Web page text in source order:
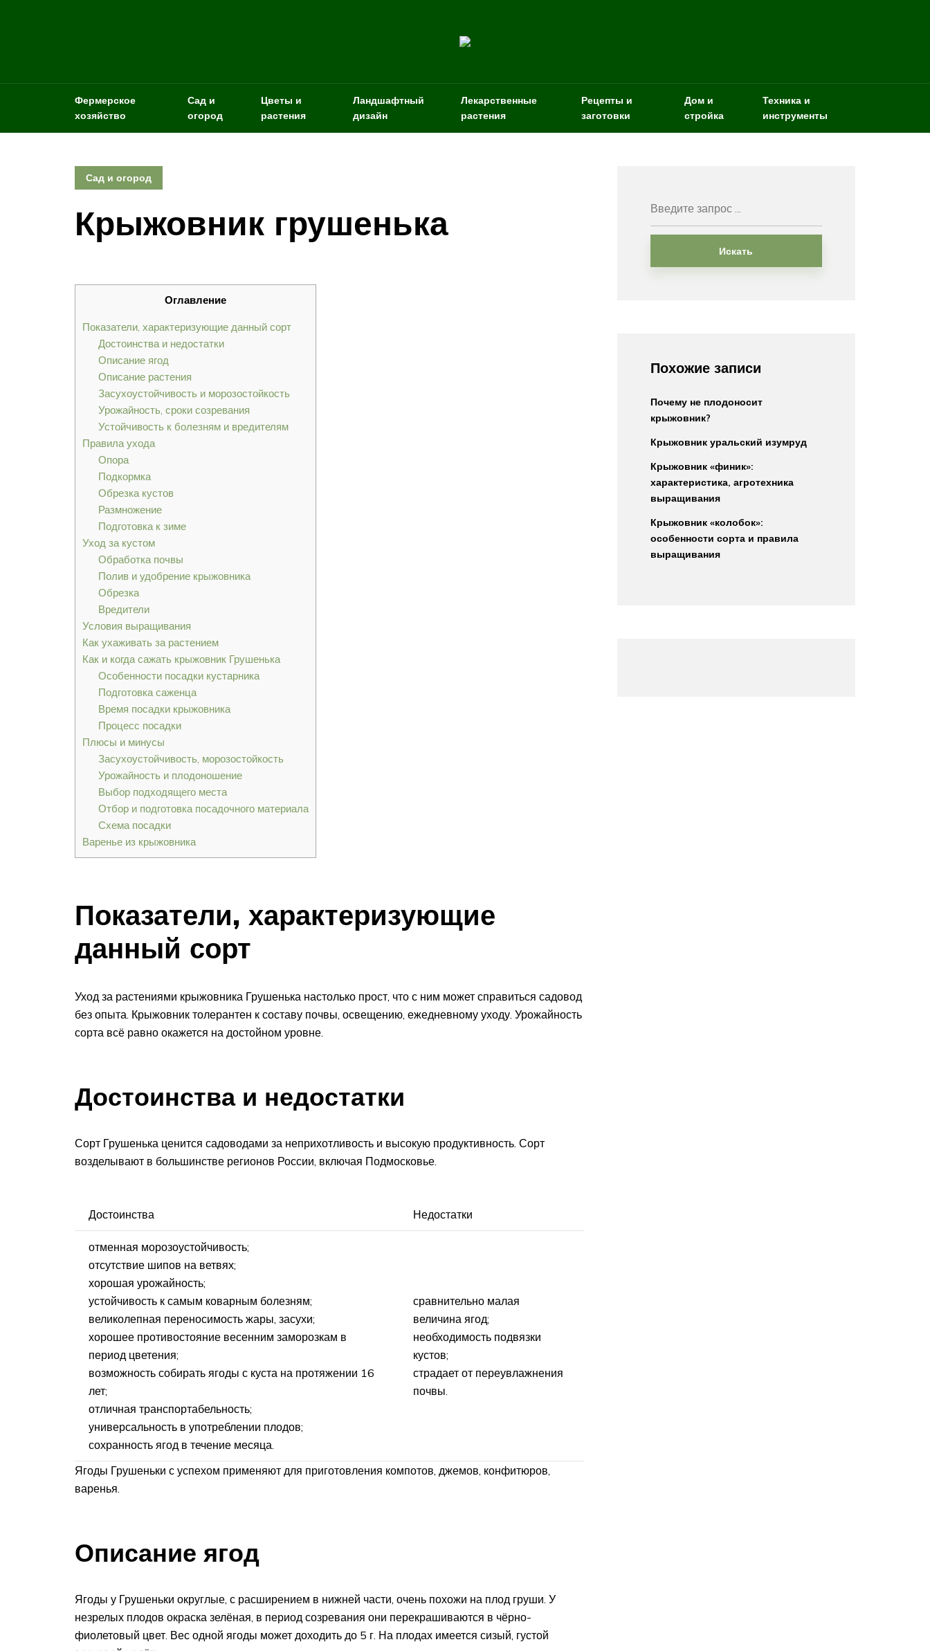
Фермерское
хозяйство
Сад и
огород
Цветы и
растения
Ландшафтный
дизайн
Лекарственные
растения
Рецепты и
заготовки
Дом и
стройка
Техника и
инструменты
Сад и огород
Крыжовник грушенька
Оглавление
Показатели, характеризующие данный сорт
Достоинства и недостатки
Описание ягод
Описание растения
Засухоустойчивость и морозостойкость
Урожайность, сроки созревания
Устойчивость к болезням и вредителям
Правила ухода
Опора
Подкормка
Обрезка кустов
Размножение
Подготовка к зиме
Уход за кустом
Обработка почвы
Полив и удобрение крыжовника
Обрезка
Вредители
Условия выращивания
Как ухаживать за растением
Как и когда сажать крыжовник Грушенька
Особенности посадки кустарника
Подготовка саженца
Время посадки крыжовника
Процесс посадки
Плюсы и минусы
Засухоустойчивость, морозостойкость
Урожайность и плодоношение
Выбор подходящего места
Отбор и подготовка посадочного материала
Схема посадки
Варенье из крыжовника
Показатели, характеризующие
данный сорт
Уход за растениями крыжовника Грушенька настолько прост, что с ним может справиться садовод
без опыта. Крыжовник толерантен к составу почвы, освещению, ежедневному уходу. Урожайность
сорта всё равно окажется на достойном уровне.
Достоинства и недостатки
Сорт Грушенька ценится садоводами за неприхотливость и высокую продуктивность. Сорт
возделывают в большинстве регионов России, включая Подмосковье.
Достоинства Недостатки
отменная морозоустойчивость;
отсутствие шипов на ветвях;
хорошая урожайность;
устойчивость к самым коварным болезням;
великолепная переносимость жары, засухи;
хорошее противостояние весенним заморозкам в
период цветения;
возможность собирать ягоды с куста на протяжении 16
лет;
отличная транспортабельность;
универсальность в употреблении плодов;
сохранность ягод в течение месяца.
сравнительно малая
величина ягод;
необходимость подвязки
кустов;
страдает от переувлажнения
почвы.
Ягоды Грушеньки с успехом применяют для приготовления компотов, джемов, конфитюров,
варенья.
Описание ягод
Ягоды у Грушеньки округлые, с расширением в нижней части, очень похожи на плод груши. У
незрелых плодов окраска зелёная, в период созревания они перекрашиваются в чёрно-
фиолетовый цвет. Вес одной ягоды может доходить до 5 г. На плодах имеется сизый, густой
Искать
Похожие записи
Почему не плодоносит
крыжовник?
Крыжовник уральский изумруд
Крыжовник «финик»:
характеристика, агротехника
выращивания
Крыжовник «колобок»:
особенности сорта и правила
выращивания